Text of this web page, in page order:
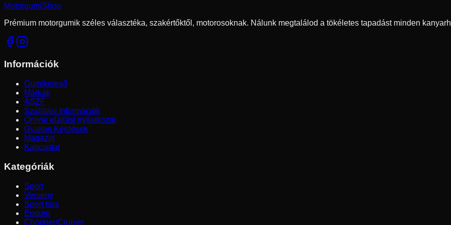
MotorgumiShop
Prémium motorgumik széles választéka, szakértőktől, motorosoknak. Nálunk megtalálod a tökéletes tapadást minden
Információk
Gumikereső
Márkák
ÁSZF
Szállítási Információk
Online elállási nyilatkozat
Gyakori Kérdések
Magazin
Kapcsolat
Kategóriák
Sport
Verseny
Sport túra
Enduro
Chopper/Cruiser